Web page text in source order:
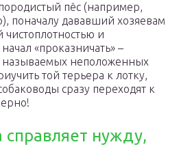
пёс (например,
поначалу дававший хозяевам
чистоплотностью и
«проказничать» –
называемых неположенных
той терьера к лотку,
сразу переходят к
справляет нужду,